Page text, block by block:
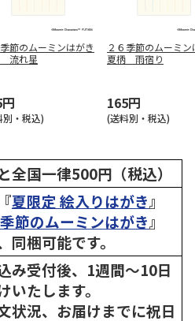
節のムーミンはがき
流れ星
別・税込)
２６季節のムーミ
夏柄 雨宿り
165円
(送料別・税込)
全国一律500円（税込）
夏限定 絵入りはがき』
節のムーミンはがき』
同梱可能です。
み受付後、1週間～10日
いたします。
状況、お届けまでに祝日